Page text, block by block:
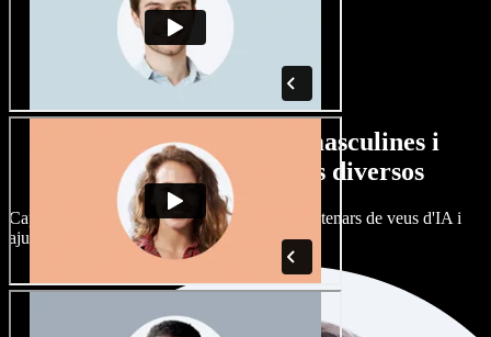
Gran varietat de veus masculines i
femenines amb accents diversos
Cap projecte ha de sonar igual. Tria entre centenars de veus d'IA i
ajusta'n l’accent.